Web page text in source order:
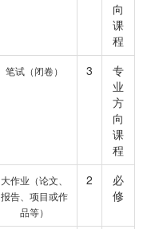
向
课
程
笔试（闭卷） 3
专
业
方
向
课
程
大作业（论文、
报告、项目或作
品等）
2
必
修